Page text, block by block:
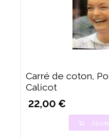
Carré de coton,
Calicot
22,00 €